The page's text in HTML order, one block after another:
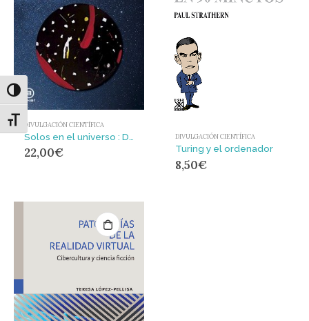
Alternar alto contraste
Alternar tamaño de letra
DIVULGACIÓN CIENTÍFICA
22,00€
DIVULGACIÓN CIENTÍFICA
Turing y el ordenador
8,50€